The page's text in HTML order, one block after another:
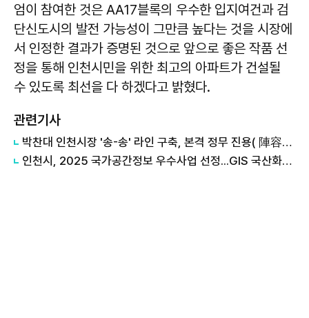
엄이 참여한 것은 AA17블록의 우수한 입지여건과 검
단신도시의 발전 가능성이 그만큼 높다는 것을 시장에
서 인정한 결과가 증명된 것으로 앞으로 좋은 작품 선
정을 통해 인천시민을 위한 최고의 아파트가 건설될
수 있도록 최선을 다 하겠다고 밝혔다.
관련기사
박찬대 인천시장 '송-송' 라인 구축, 본격 정무 진용( 陣容) 갖추기 나서
인천시, 2025 국가공간정보 우수사업 선정...GIS 국산화로 연 7.3억 절감